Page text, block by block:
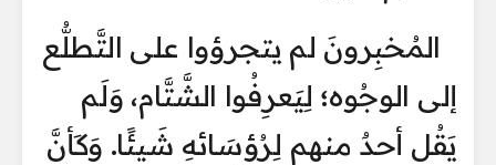
المُخبِرونَ لم يتجرؤوا على التَّطلُّع
إلى الوجُوه؛ لِيَعرِفُوا الشَّتَّام، وَلَم
يَقُل أحدٌ منهم لِرُؤسَائهِ شَيئًا. وَكَأنَّ